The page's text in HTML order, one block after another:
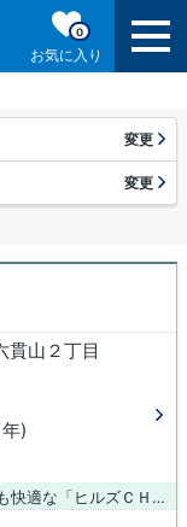
お気に入り
0
変更
変更
貫山２丁目
)
知多郡武豊町エリアでの住まいなら、住み心地も快適な「ヒルズＣＨＡＫＯ」はいかがでしょうか。充実の設備と綺麗な室内を兼ね備えた、令和7年築の物件です。こちらの物件はアパートです。お住まいを探すのであれば、お気軽に当社までご連絡下さい。当社スタッフが、お客様の生活スタイルに合った物件やご希望の物件をご紹介致します。